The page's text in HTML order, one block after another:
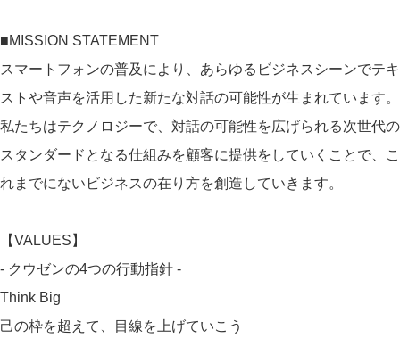
■MISSION STATEMENT
スマートフォンの普及により、あらゆるビジネスシーンでテキ
ストや音声を活用した新たな対話の可能性が生まれています。
私たちはテクノロジーで、対話の可能性を広げられる次世代の
スタンダードとなる仕組みを顧客に提供をしていくことで、こ
れまでにないビジネスの在り方を創造していきます。
【VALUES】
- クウゼンの4つの行動指針 -
Think Big
己の枠を超えて、目線を上げていこう